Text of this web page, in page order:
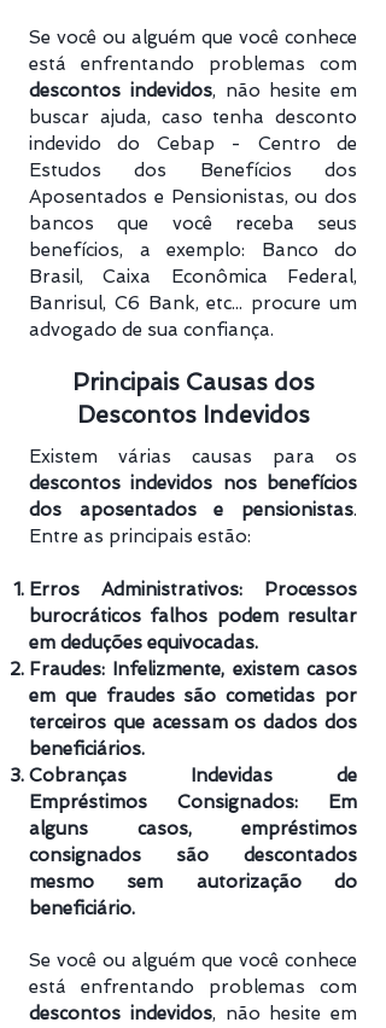
Se você ou alguém que você conhece
está enfrentando problemas com
descontos indevidos, não hesite em
buscar ajuda, caso tenha desconto
indevido do Cebap - Centro de
Estudos dos Benefícios dos
Aposentados e Pensionistas, ou dos
bancos que você receba seus
benefícios, a exemplo: Banco do
Brasil, Caixa Econômica Federal,
Banrisul, C6 Bank, etc... procure um
advogado de sua confiança.
Principais Causas dos
Descontos Indevidos
Existem várias causas para os
descontos indevidos nos benefícios
dos aposentados e pensionistas.
Entre as principais estão:
Erros Administrativos: Processos
burocráticos falhos podem resultar
em deduções equivocadas.
Fraudes: Infelizmente, existem casos
em que fraudes são cometidas por
terceiros que acessam os dados dos
beneficiários.
Cobranças Indevidas de
Empréstimos Consignados: Em
alguns casos, empréstimos
consignados são descontados
mesmo sem autorização do
beneficiário.
Se você ou alguém que você conhece
está enfrentando problemas com
descontos indevidos, não hesite em